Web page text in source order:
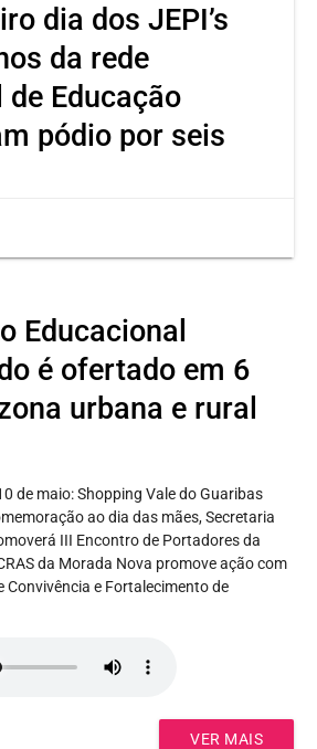
dia dos JEPI’s
da rede
Educação
pódio por seis
três medalhas, sendo dois
Já a estudante Maria Jhulya
Educacional
é ofertado em 6
urbana e rural
de maio: Shopping Vale do Guaribas
ao dia das mães, Secretaria
III Encontro de Portadores da
da Morada Nova promove ação com
Convivência e Fortalecimento de
VER MAIS